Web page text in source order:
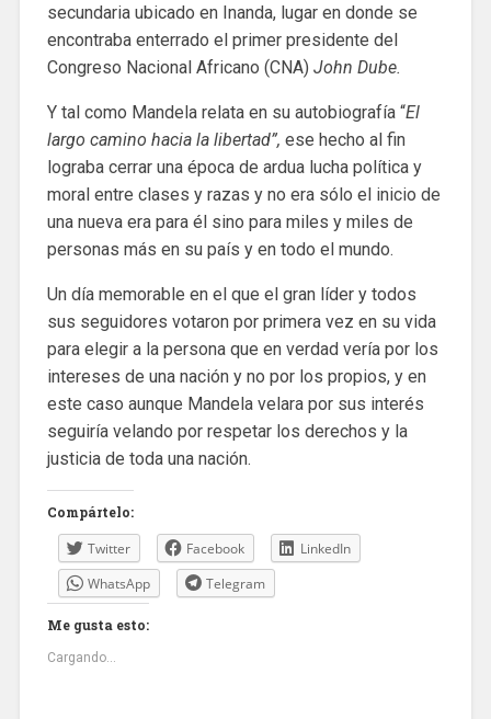
secundaria ubicado en Inanda, lugar en donde se
encontraba enterrado el primer presidente del
Congreso Nacional Africano (CNA) John Dube.
Y tal como Mandela relata en su autobiografía “El
largo camino hacia la libertad”, ese hecho al fin
lograba cerrar una época de ardua lucha política y
moral entre clases y razas y no era sólo el inicio de
una nueva era para él sino para miles y miles de
personas más en su país y en todo el mundo.
Un día memorable en el que el gran líder y todos
sus seguidores votaron por primera vez en su vida
para elegir a la persona que en verdad vería por los
intereses de una nación y no por los propios, y en
este caso aunque Mandela velara por sus interés
seguiría velando por respetar los derechos y la
justicia de toda una nación.
Compártelo:
Twitter Facebook
LinkedIn
WhatsApp
Telegram
Me gusta esto:
Cargando...